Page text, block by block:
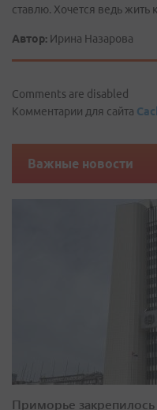
ставлю. Хочется ведь
Автор: Ирина Назарова
Comments are disabled
Комментарии для сайта
Важные новости
Приморье закрепилось